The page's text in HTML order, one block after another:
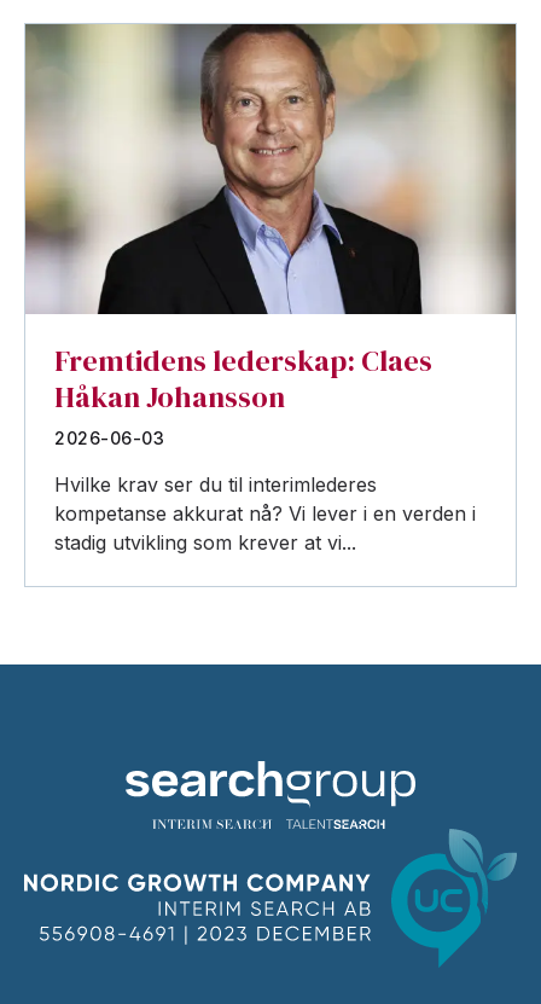
Fremtidens lederskap: Claes
Håkan Johansson
2026-06-03
Hvilke krav ser du til interimlederes
kompetanse akkurat nå? Vi lever i en verden i
stadig utvikling som krever at vi...